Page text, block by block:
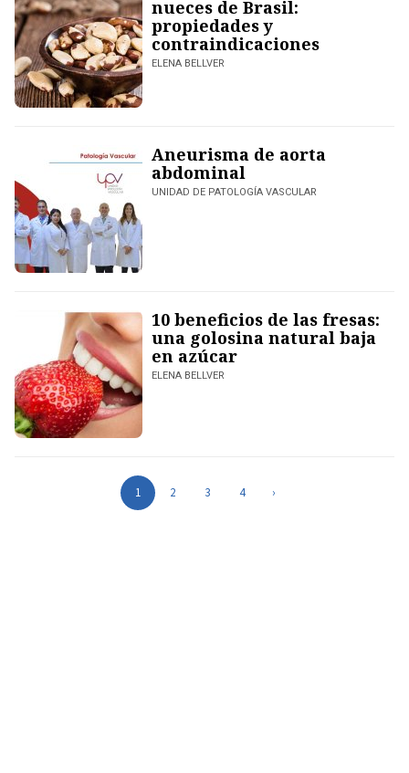
nueces de Brasil:
propiedades y
contraindicaciones
ELENA BELLVER
Aneurisma de aorta
abdominal
UNIDAD DE PATOLOGÍA VASCULAR
10 beneficios de las fresas:
una golosina natural baja
en azúcar
ELENA BELLVER
1 2 3 4 ›